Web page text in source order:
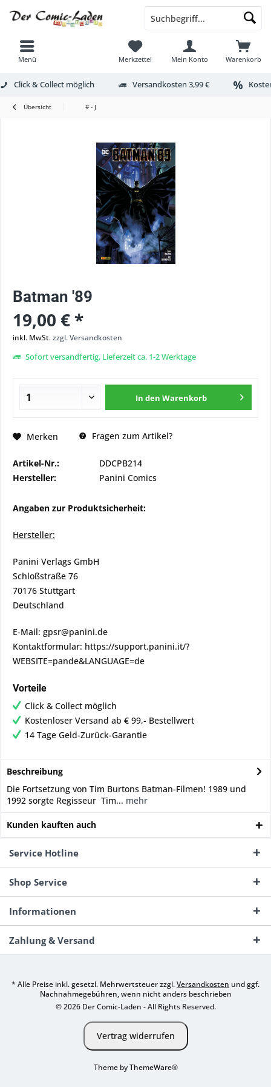
Menü Warenkorb
Merkzettel Mein Konto
Click & Collect möglich Versandkosten 3,99 €
Übersicht # - J
Batman '89
19,00 € *
inkl. MwSt.zzgl. Versandkosten
Sofort versandfertig, Lieferzeit ca. 1-2 Werktage
In den Warenkorb
Merken Fragen zum Artikel?
Artikel-Nr.:
DDCPB214
Hersteller:
Panini Comics
Angaben zur Produktsicherheit:
Hersteller:
Panini Verlags GmbH
Schloßstraße 76
70176 Stuttgart
Deutschland
E-Mail: gpsr@panini.de
Kontaktformular: https://support.panini.it/?
WEBSITE=pande&LANGUAGE=de
Vorteile
Click & Collect möglich
Kostenloser Versand ab € 99,- Bestellwert
14 Tage Geld-Zurück-Garantie
Beschreibung
Die Fortsetzung von Tim Burtons Batman-Filmen! 1989 und
1992 sorgte Regisseur Tim... mehr
Kunden kauften auch
Service Hotline
Shop Service
Informationen
Zahlung & Versand
* Alle Preise inkl. gesetzl. Mehrwertsteuer zzgl.Versandkosten und ggf.
Nachnahmegebühren, wenn nicht anders beschrieben
© 2026 Der Comic-Laden - All Rights Reserved.
Vertrag widerrufen
Theme byThemeWare®